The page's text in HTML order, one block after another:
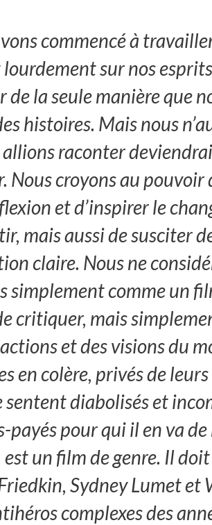
commencé à
sur nos
de la seule manière que
histoires. Mais nous
allions raconter
Nous croyons au
et d’inspirer le
mais aussi de susciter
claire. Nous ne
comme un
critiquer, mais
et des visions du
en colère, privés de
sentent diabolisés et
payés pour qui il en va
est un film de genre. Il
Sydney Lumet
complexes des